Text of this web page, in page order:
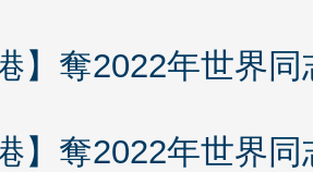
】奪2022年世界
】奪2022年世界